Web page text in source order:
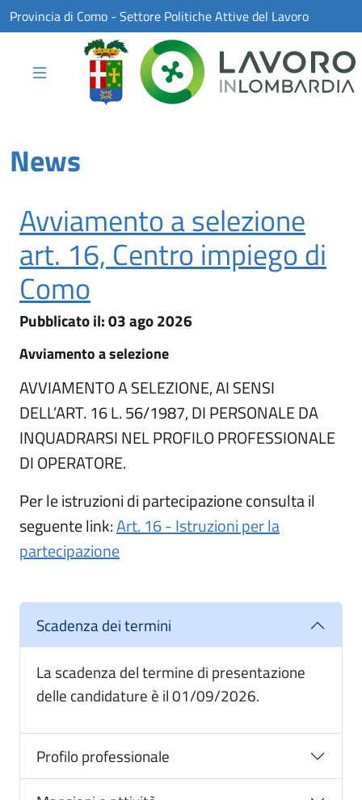
Skip to Main Content
Provincia di Como - Settore Politiche Attive del Lavoro
News
Avviamento a selezione
art. 16, Centro impiego di
Como
Pubblicato il:03 ago 2026
Avviamento a selezione
AVVIAMENTO A SELEZIONE, AI SENSI
DELL’ART. 16 L. 56/1987, DI PERSONALE DA
INQUADRARSI NEL PROFILO PROFESSIONALE
DI OPERATORE.
Per le istruzioni di partecipazione consulta il
seguente link:Apri in nuova scheda
Art. 16 - Istruzioni per la
partecipazione
Informazioni aggiuntive
Scadenza dei termini
La scadenza del termine di presentazione
delle candidature è il 01/09/2026.
Profilo professionale